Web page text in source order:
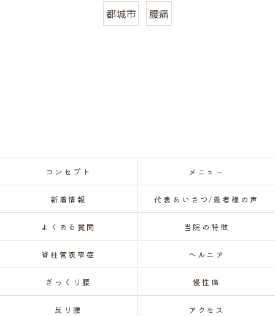
都城市 腰痛
コンセプト メニュー
新着情報 代表あいさつ/患者様の声
よくある質問 当院の特徴
脊柱管狭窄症 ヘルニア
ぎっくり腰 慢性痛
反り腰 アクセス